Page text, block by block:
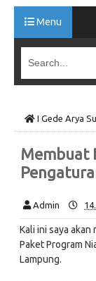
Menu
I Gede Arya
Membuat
Admin
Kali ini saya
Paket Program
Lampung.